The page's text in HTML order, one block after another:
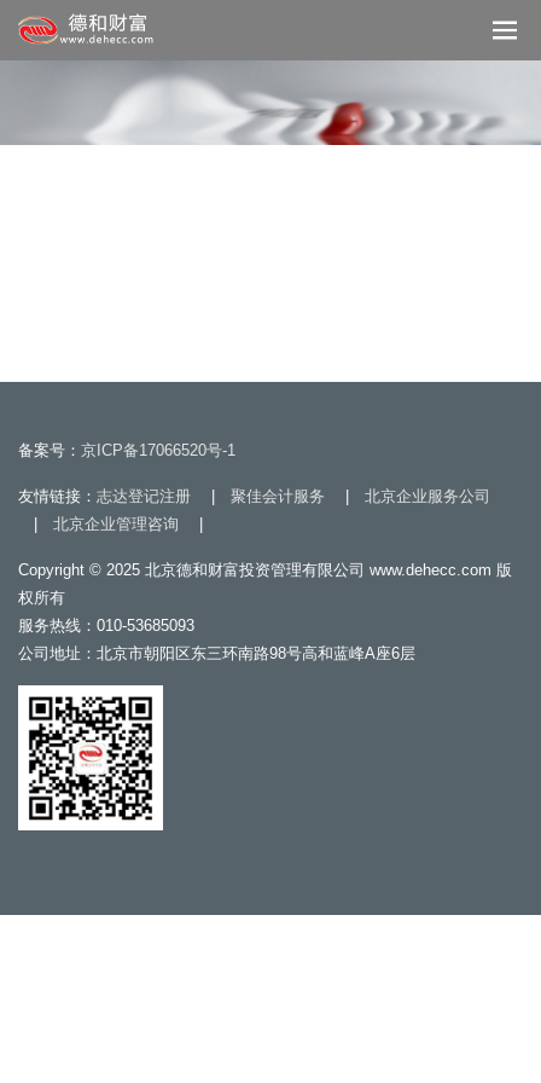
备案号： 京ICP备17066520号-1
友情链接： 志达登记注册 聚佳会计服务
北京企业服务公司
北京企业管理咨询
Copyright © 2025 北京德和财富投资管理有限公司 www.dehecc.com 版
权所有
服务热线：010-53685093
公司地址：北京市朝阳区东三环南路98号高和蓝峰A座6层